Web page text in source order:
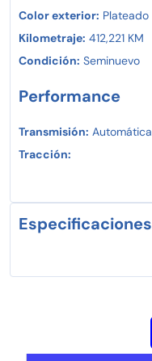
Color exterior: Plateado
Kilometraje: 412,221 KM
Condición: Seminuevo
Performance
Transmisión: Automática
Tracción:
Especificaciones